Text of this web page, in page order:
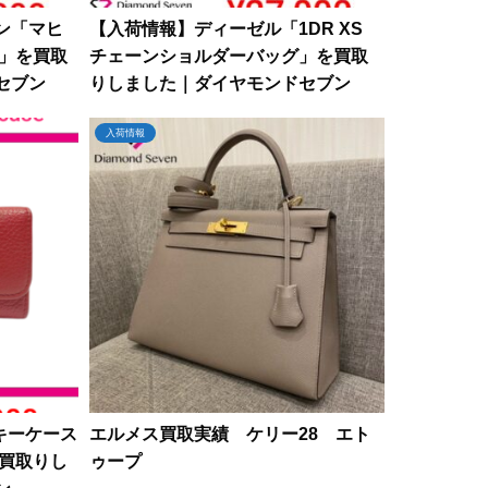
「マヒ
を買取
ブン
【入荷情報】ディーゼル「1DR XS
チェーンショルダーバッグ」を買取
りしました｜ダイヤモンドセブン
ーケース
取りし
入荷情報
エルメス買取実績 ケリー28 エト
ゥープ